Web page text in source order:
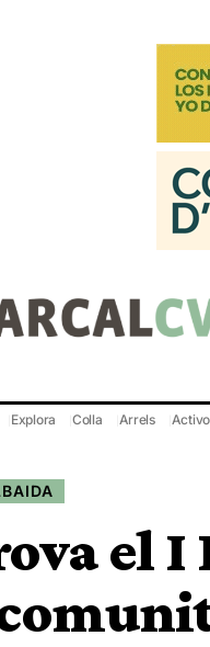
Explora Colla Arrels
el